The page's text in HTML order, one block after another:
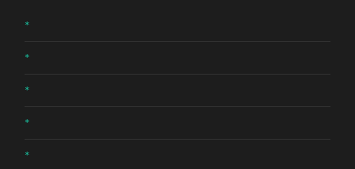
*
*
*
*
*